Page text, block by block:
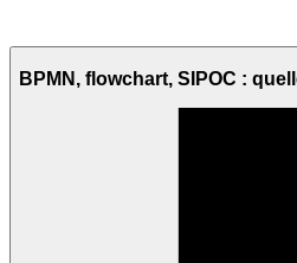
BPMN, flowchart, SIPOC :